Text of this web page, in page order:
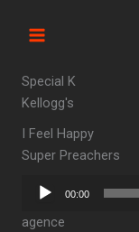
Special K
Kellogg's
I Feel Happy
Super Preachers
Lecteur
00:00
agence